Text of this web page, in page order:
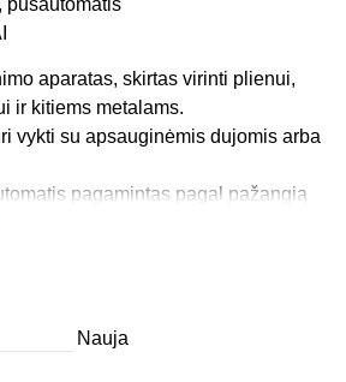
pusautomatis
aparatas, skirtas virinti plienui,
ir kitiems metalams.
vykti su apsauginėmis dujomis arba
pagamintas pagal pažangią
gali virinti MIG bei MMA suvirinimo
Nauja